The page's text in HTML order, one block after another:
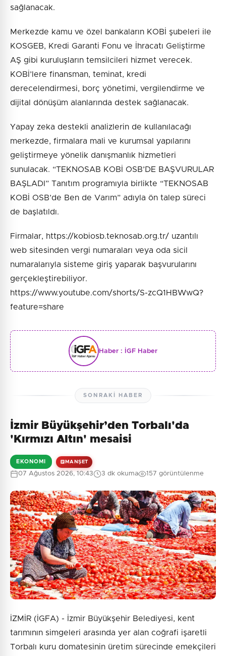
sağlanacak.
Merkezde kamu ve özel bankaların KOBİ şubeleri ile
KOSGEB, Kredi Garanti Fonu ve İhracatı Geliştirme
AŞ gibi kuruluşların temsilcileri hizmet verecek.
KOBİ’lere finansman, teminat, kredi
derecelendirmesi, borç yönetimi, vergilendirme ve
dijital dönüşüm alanlarında destek sağlanacak.
Yapay zeka destekli analizlerin de kullanılacağı
merkezde, firmalara mali ve kurumsal yapılarını
geliştirmeye yönelik danışmanlık hizmetleri
sunulacak. “TEKNOSAB KOBİ OSB’DE BAŞVURULAR
BAŞLADI” Tanıtım programıyla birlikte “TEKNOSAB
KOBİ OSB’de Ben de Varım” adıyla ön talep süreci
de başlatıldı.
Firmalar, https://kobiosb.teknosab.org.tr/ uzantılı
web sitesinden vergi numaraları veya oda sicil
numaralarıyla sisteme giriş yaparak başvurularını
gerçekleştirebiliyor.
https://www.youtube.com/shorts/S-zcQ1HBWwQ?
feature=share
Haber : İGF Haber
SONRAKI HABER
İzmir Büyükşehir’den Torbalı'da
'Kırmızı Altın' mesaisi
EKONOMI MANŞET
07 Ağustos 2026, 10:43 3 dk okuma 157 görüntülenme
İZMİR (İGFA) - İzmir Büyükşehir Belediyesi, kent
tarımının simgeleri arasında yer alan coğrafi işaretli
Torbalı kuru domatesinin üretim sürecinde emekçileri